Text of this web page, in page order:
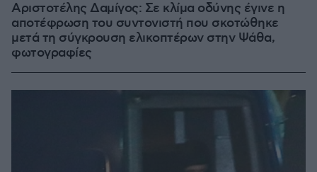
Αριστοτέλης Δαμίγος: Σε κλίμα οδύνης έγινε η
αποτέφρωση του συντονιστή που σκοτώθηκε
μετά τη σύγκρουση ελικοπτέρων στην Ψάθα,
φωτογραφίες